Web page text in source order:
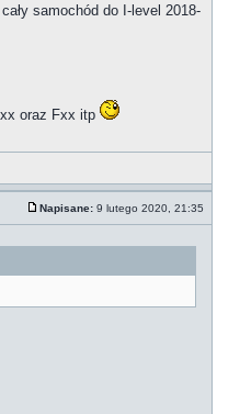
samochód do I-level 2018-
oraz Fxx itp
Napisane: 9 lutego 2020, 21:35